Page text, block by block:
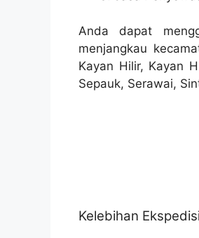
Anda dapat
menjangkau
Kayan Hilir, Kayan
Sepauk, Serawai,
Kelebihan